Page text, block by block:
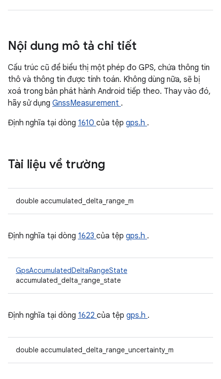
Nội dung mô tả chi tiết
Cấu trúc cũ để biểu thị một phép đo GPS, chứa thông tin
thô và thông tin được tính toán. Không dùng nữa, sẽ bị
xoá trong bản phát hành Android tiếp theo. Thay vào đó,
hãy sử dụng GnssMeasurement .
Định nghĩa tại dòng 1610 của tệp gps.h .
Tài liệu về trường
double accumulated_delta_range_m
Định nghĩa tại dòng 1623 của tệp gps.h .
GpsAccumulatedDeltaRangeState
accumulated_delta_range_state
Định nghĩa tại dòng 1622 của tệp gps.h .
double accumulated_delta_range_uncertainty_m